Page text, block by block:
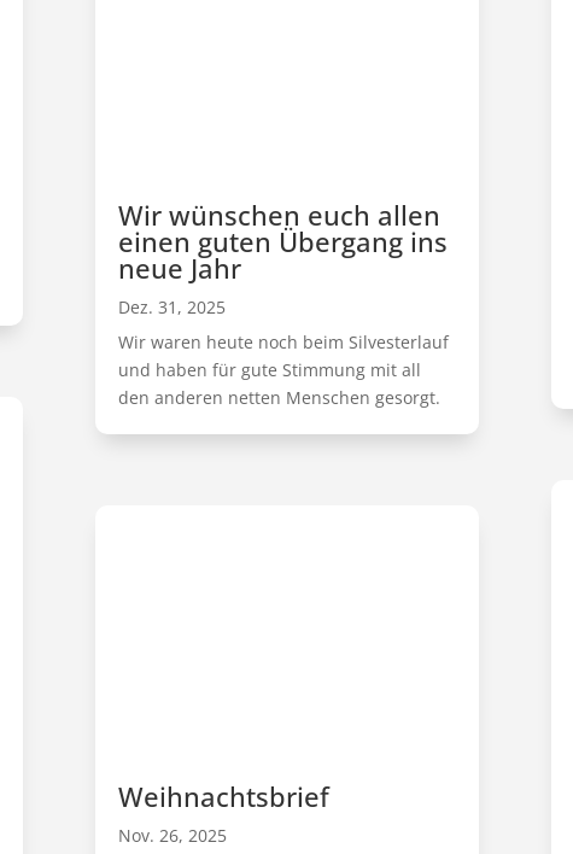
Wir wünschen euch allen
einen guten Übergang ins
neue Jahr
Dez. 31, 2025
Wir waren heute noch beim Silvesterlauf
und haben für gute Stimmung mit all
den anderen netten Menschen gesorgt.
Weihnachtsbrief
Nov. 26, 2025